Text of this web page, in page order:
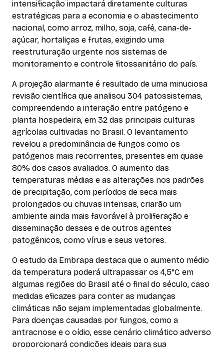
intensificação impactará diretamente culturas
estratégicas para a economia e o abastecimento
nacional, como arroz, milho, soja, café, cana-de-
açúcar, hortaliças e frutas, exigindo uma
reestruturação urgente nos sistemas de
monitoramento e controle fitossanitário do país.
A projeção alarmante é resultado de uma minuciosa
revisão científica que analisou 304 patossistemas,
compreendendo a interação entre patógeno e
planta hospedeira, em 32 das principais culturas
agrícolas cultivadas no Brasil. O levantamento
revelou a predominância de fungos como os
patógenos mais recorrentes, presentes em quase
80% dos casos avaliados. O aumento das
temperaturas médias e as alterações nos padrões
de precipitação, com períodos de seca mais
prolongados ou chuvas intensas, criarão um
ambiente ainda mais favorável à proliferação e
disseminação desses e de outros agentes
patogênicos, como vírus e seus vetores.
O estudo da Embrapa destaca que o aumento médio
da temperatura poderá ultrapassar os 4,5°C em
algumas regiões do Brasil até o final do século, caso
medidas eficazes para conter as mudanças
climáticas não sejam implementadas globalmente.
Para doenças causadas por fungos, como a
antracnose e o oídio, esse cenário climático adverso
proporcionará condições ideais para sua